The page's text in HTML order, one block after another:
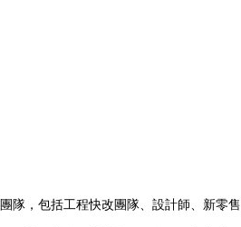
隊，包括工程快改團隊、設計師、新零售